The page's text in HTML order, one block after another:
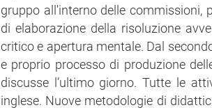
gruppo all'interno delle commissioni,
di elaborazione della risoluzione
critico e apertura mentale. Dal
e proprio processo di produzione
discusse l’ultimo giorno. Tutte le
inglese. Nuove metodologie di